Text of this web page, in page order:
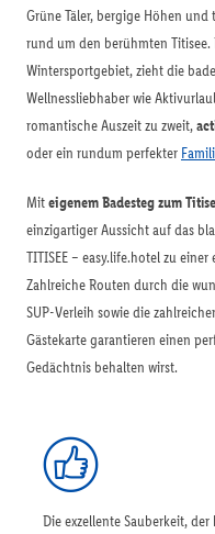
Grüne Täler, bergige Höhen
rund um den berühmten
Wintersportgebiet, zieht die
Wellnessliebhaber wie
romantische Auszeit zu zweit,
oder ein rundum perfekter
Miteigenem Badesteg zum
einzigartiger Aussicht auf das
TITISEE – easy.life.hotel zu
Zahlreiche Routen durch die
SUP-Verleih sowie die
Gästekarte garantieren einen
Gedächtnis behalten wirst.
Die exzellente Sauberkeit,